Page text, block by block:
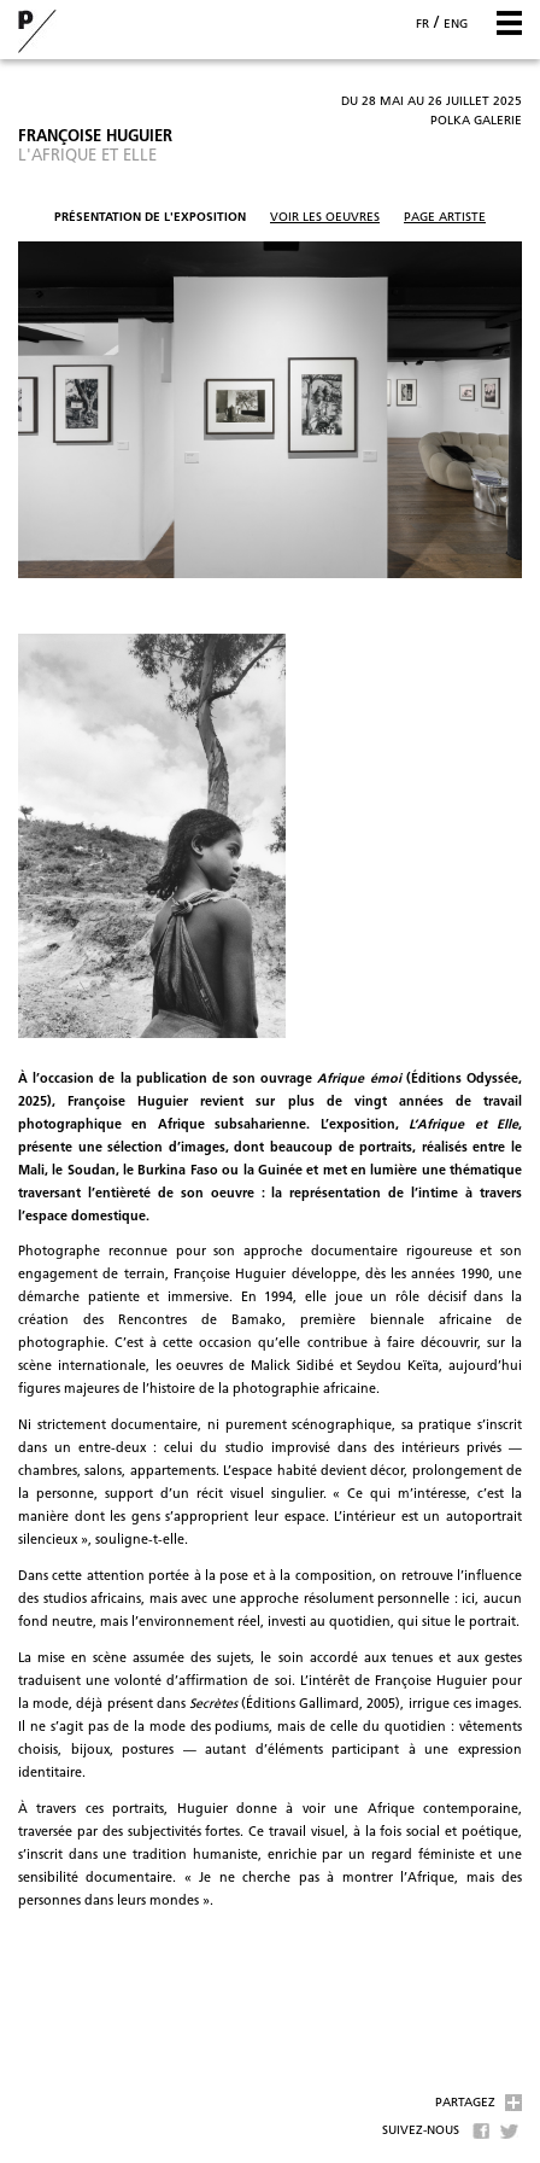
FR / ENG
DU 28 MAI AU 26 JUILLET 2025
POLKA GALERIE
FRANÇOISE HUGUIER
L'AFRIQUE ET ELLE
PRÉSENTATION DE L'EXPOSITION VOIR LES OEUVRES PAGE ARTISTE
À l’occasion de la publication de son ouvrageAfrique émoi(Éditions Odyssée,
2025), Françoise Huguier revient sur plus de vingt années de travail
photographique en Afrique subsaharienne. L’exposition, L’Afrique et Elle,
présente une sélection d’images, dont beaucoup de portraits, réalisés entre le
Mali, le Soudan, le Burkina Faso ou la Guinée et met en lumière une thématique
traversant l’entièreté de son oeuvre : la représentation de l’intime à travers
l’espace domestique.
Photographe reconnue pour son approche documentaire rigoureuse et son
engagement de terrain, Françoise Huguier développe, dès les années 1990, une
démarche patiente et immersive. En 1994, elle joue un rôle décisif dans la
création des Rencontres de Bamako, première biennale africaine de
photographie. C’est à cette occasion qu’elle contribue à faire découvrir, sur la
scène internationale, les oeuvres de Malick Sidibé et Seydou Keïta, aujourd’hui
figures majeures de l’histoire de la photographie africaine.
Ni strictement documentaire, ni purement scénographique, sa pratique s’inscrit
dans un entre-deux : celui du studio improvisé dans des intérieurs privés —
chambres, salons, appartements. L’espace habité devient décor, prolongement de
la personne, support d’un récit visuel singulier. « Ce qui m’intéresse, c’est la
manière dont les gens s’approprient leur espace. L’intérieur est un autoportrait
silencieux », souligne-t-elle.
Dans cette attention portée à la pose et à la composition, on retrouve l’influence
des studios africains, mais avec une approche résolument personnelle : ici, aucun
fond neutre, mais l’environnement réel, investi au quotidien, qui situe le portrait.
La mise en scène assumée des sujets, le soin accordé aux tenues et aux gestes
traduisent une volonté d’affirmation de soi. L’intérêt de Françoise Huguier pour
la mode, déjà présent dans Secrètes(Éditions Gallimard, 2005), irrigue ces images.
Il ne s’agit pas de la mode des podiums, mais de celle du quotidien : vêtements
choisis, bijoux, postures — autant d’éléments participant à une expression
identitaire.
À travers ces portraits, Huguier donne à voir une Afrique contemporaine,
traversée par des subjectivités fortes. Ce travail visuel, à la fois social et poétique,
s’inscrit dans une tradition humaniste, enrichie par un regard féministe et une
sensibilité documentaire. « Je ne cherche pas à montrer l’Afrique, mais des
personnes dans leurs mondes ».
PARTAGEZ
SUIVEZ-NOUS